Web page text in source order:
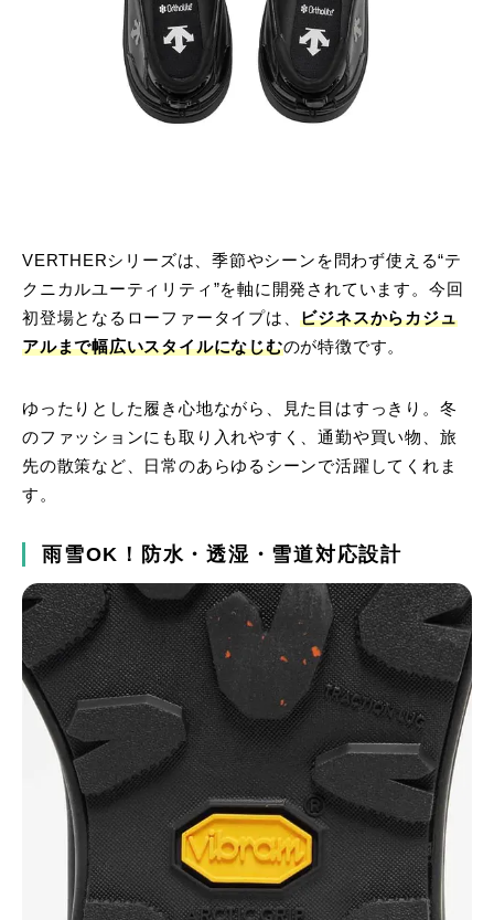
VERTHERシリーズは、季節やシーンを問わず使える“テ
クニカルユーティリティ”を軸に開発されています。今回
初登場となるローファータイプは、ビジネスからカジュ
アルまで幅広いスタイルになじむのが特徴です。
ゆったりとした履き心地ながら、見た目はすっきり。冬
のファッションにも取り入れやすく、通勤や買い物、旅
先の散策など、日常のあらゆるシーンで活躍してくれま
す。
雨雪OK！防水・透湿・雪道対応設計